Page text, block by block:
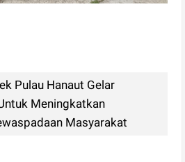
Pulau Hanaut Gelar
Meningkatkan
Masyarakat